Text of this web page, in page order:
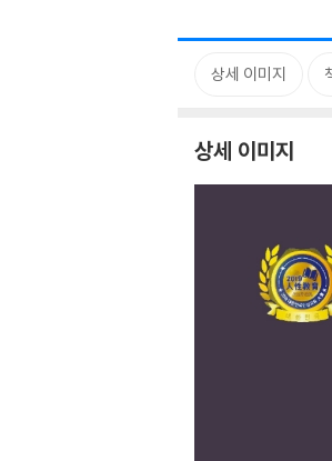
상세 이미지
상세 이미지